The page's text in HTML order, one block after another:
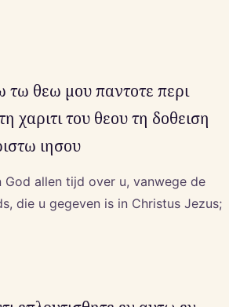
τω θεω μου παντοτε περι
χαριτι του θεου τη δοθειση
ιησου
God allen tijd over u, vanwege de
die u gegeven is in Christus Jezus;